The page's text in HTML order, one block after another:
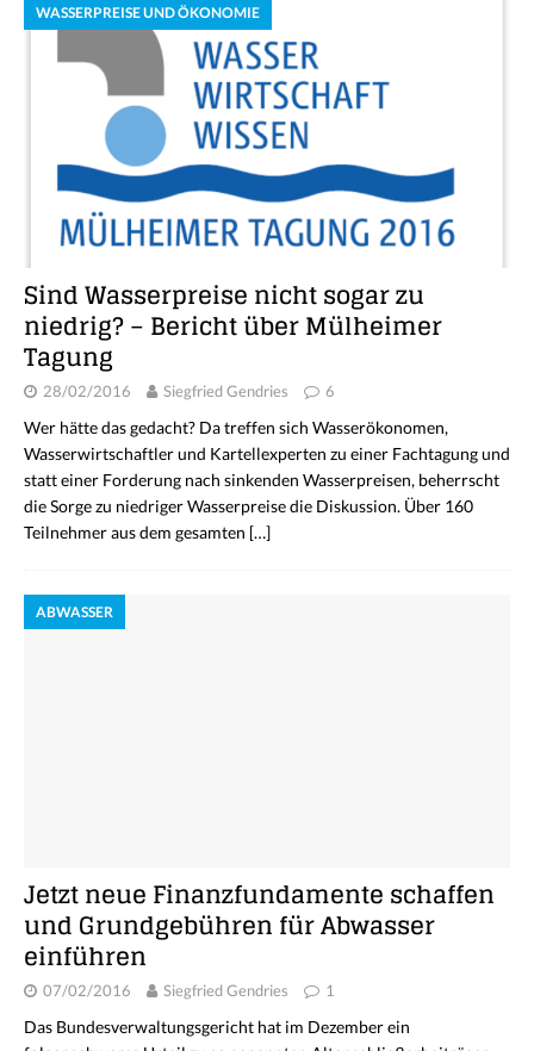
WASSERPREISE UND ÖKONOMIE
Sind Wasserpreise nicht sogar zu
niedrig? – Bericht über Mülheimer
Tagung
28/02/2016 Siegfried Gendries 6
Wer hätte das gedacht? Da treffen sich Wasserökonomen,
Wasserwirtschaftler und Kartellexperten zu einer Fachtagung und
statt einer Forderung nach sinkenden Wasserpreisen, beherrscht
die Sorge zu niedriger Wasserpreise die Diskussion. Über 160
Teilnehmer aus dem gesamten […]
ABWASSER
Jetzt neue Finanzfundamente schaffen
und Grundgebühren für Abwasser
einführen
07/02/2016 Siegfried Gendries 1
Das Bundesverwaltungsgericht hat im Dezember ein